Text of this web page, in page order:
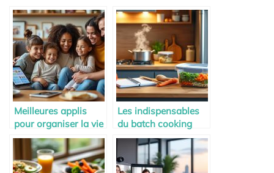
Meilleures applis
pour organiser la vie
de famille
Les indispensables
du batch cooking
pour jeunes parents